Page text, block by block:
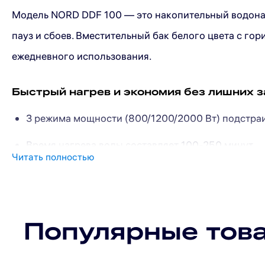
Модель NORD DDF 100 — это накопительный
пауз и сбоев. Вместительный бак белого цвета с
ежедневного использования.
Быстрый нагрев и экономия без лишних
3 режима мощности (800/1200/2000 Вт)
Время нагрева воды составляет 100-250 минут.
Интуитивная сенсорная панель с цифровым
водопроводу избавляет от контроля уровня воды:
Читать полностью
Популярные